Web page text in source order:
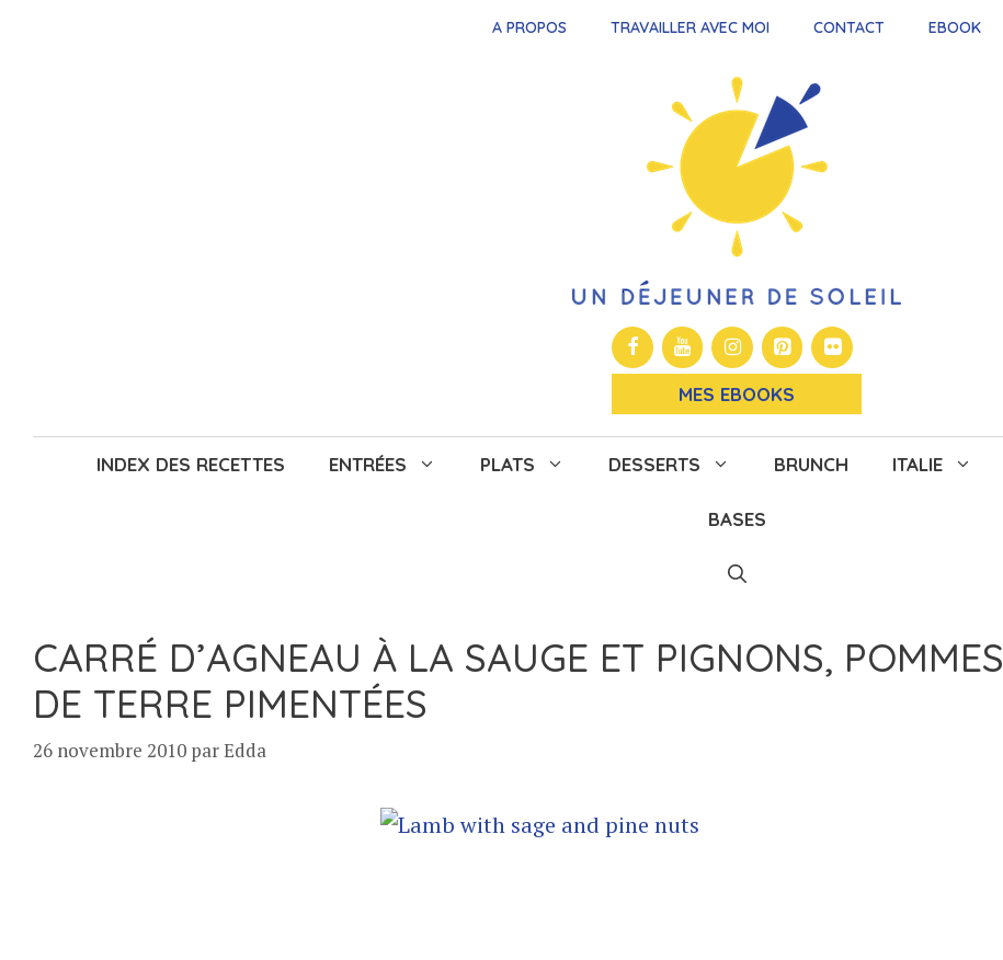
A PROPOS TRAVAILLER AVEC MOI CONTACT EBOOK
MES EBOOKS
INDEX DES RECETTES ENTRÉES PLATS DESSERTS BRUNCH ITALIE
BASES
CARRÉ D’AGNEAU À LA SAUGE ET PIGNONS, POMMES
DE TERRE PIMENTÉES
26 novembre 2010 parEdda